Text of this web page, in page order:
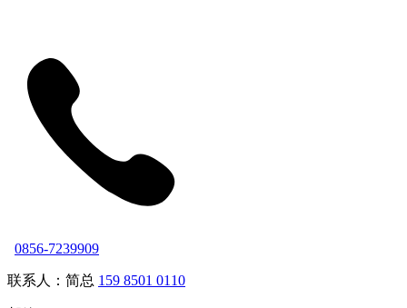
0856-7239909
联系人：简总 159 8501 0110